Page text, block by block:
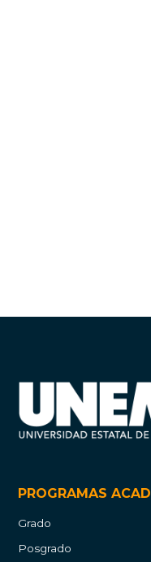
PROGRAMAS
Grado
Posgrado